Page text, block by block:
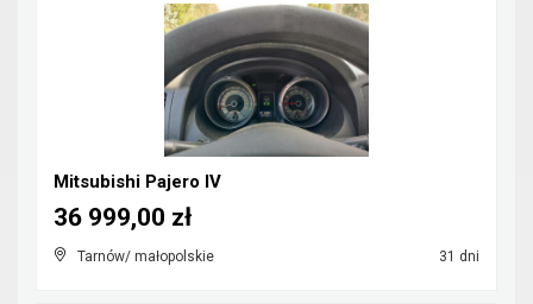
Mitsubishi Pajero IV
Tarnów/ małopolskie 31 dni
36 999,00 zł